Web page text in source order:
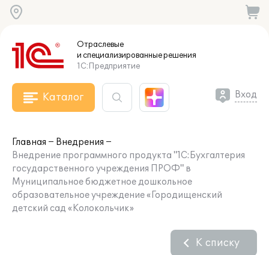
Отраслевые
и специализированныерешения
1С:Предприятие
Каталог Вход
Главная
Внедрения
Внедрение программного продукта "1С:Бухгалтерия
государственного учреждения ПРОФ" в
Муниципальное бюджетное дошкольное
образовательное учреждение «Городищенский
детский сад «Колокольчик»
К списку